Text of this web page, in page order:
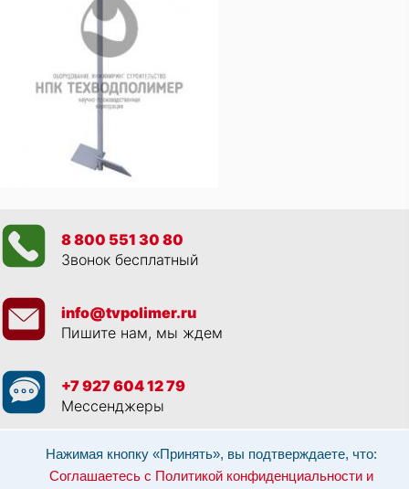
Нажимая кнопку «Принять», вы подтверждаете, что:
Соглашаетесь с Политикой конфиденциальности и
8 800 551 30 80
Звонок бесплатный
info@tvpolimer.ru
Пишите нам, мы ждем
+7 927 604 12 79
Мессенджеры
Просматривая данный веб сайт, и обращаясь к нам, вы:Соглашаетесь с
Разрешаете обработку персональных данных в соответствии с 152-ФЗ